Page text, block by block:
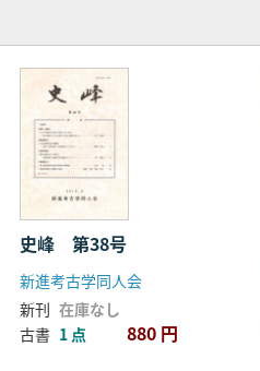
史峰 第38号
新進考古学同人会
新刊 在庫なし
古書 1 点 880 円